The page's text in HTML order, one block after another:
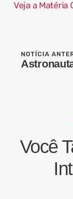
Veja a Matéria
NOTÍCIA
Você